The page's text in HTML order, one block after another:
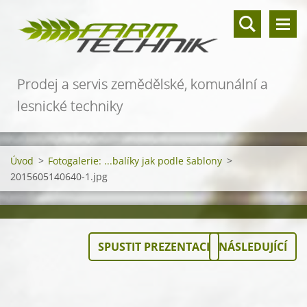
Prodej a servis zemědělské, komunální a
lesnické techniky
Úvod > Fotogalerie: ...balíky jak podle šablony >
2015605140640-1.jpg
SPUSTIT PREZENTACI NÁSLEDUJÍCÍ